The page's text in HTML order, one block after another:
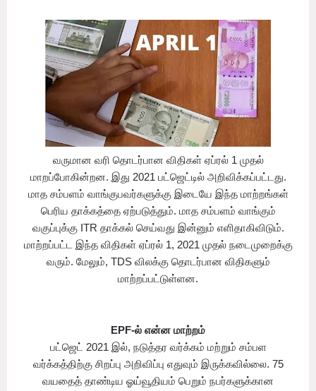
வருமான வரி தொடர்பான விதிகள் ஏப்ரல் 1 முதல்
மாறப்போகின்றன. இது 2021 பட்ஜெட்டில் அறிவிக்கப்பட்டது.
மாத சம்பளம் வாங்குபவர்களுக்கு இடையே இந்த மாற்றங்கள்
பெரிய தாக்கத்தை ஏற்படுத்தும். மாத சம்பளம் வாங்கும்
வகுப்புக்கு ITR தாக்கல் செய்வது இன்னும் எளிதாகிவிடும்.
மாற்றப்பட்ட இந்த விதிகள் ஏப்ரல் 1, 2021 முதல் நடைமுறைக்கு
வரும். மேலும், TDS விலக்கு தொடர்பான விதிகளும்
மாற்றப்பட்டுள்ளன.
EPF-ல் என்ன மாற்றம்
பட்ஜெட் 2021 இல், நடுத்தர வர்க்கம் மற்றும் சம்பள
வர்க்கத்திற்கு சிறப்பு அறிவிப்பு எதுவும் இருக்கவில்லை. 75
வயதைத் தாண்டிய ஓய்வூதியம் பெறும் நபர்களுக்கான